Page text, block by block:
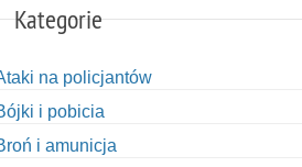
Kategorie
na policjantów
i pobicia
i amunicja